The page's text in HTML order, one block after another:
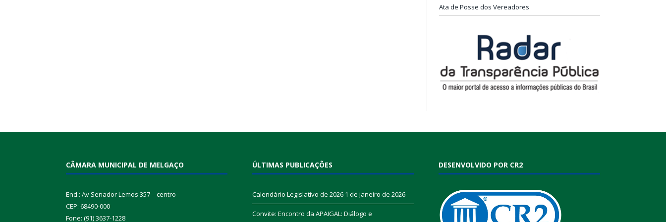
Ata de Posse dos Vereadores
CÂMARA MUNICIPAL DE MELGAÇO
End.: Av Senador Lemos 357 – centro
CEP: 68490-000
Fone: (91) 3637-1228
ÚLTIMAS PUBLICAÇÕES
Calendário Legislativo de 2026 1 de janeiro de 2026
Convite: Encontro da APAIGAL: Diálogo e
DESENVOLVIDO POR CR2